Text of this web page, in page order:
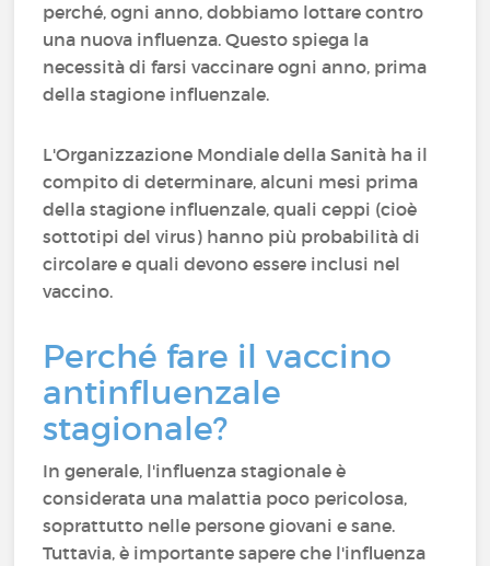
perché, ogni anno, dobbiamo lottare contro
una nuova influenza. Questo spiega la
necessità di farsi vaccinare ogni anno, prima
della stagione influenzale.
L'Organizzazione Mondiale della Sanità ha il
compito di determinare, alcuni mesi prima
della stagione influenzale, quali ceppi (cioè
sottotipi del virus) hanno più probabilità di
circolare e quali devono essere inclusi nel
vaccino.
Perché fare il vaccino
antinfluenzale
stagionale?
In generale, l'influenza stagionale è
considerata una malattia poco pericolosa,
soprattutto nelle persone giovani e sane.
Tuttavia, è importante sapere che l'influenza